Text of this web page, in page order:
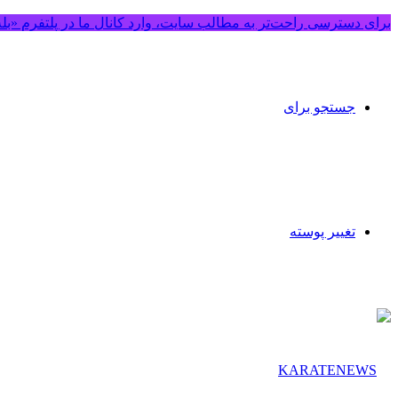
برای دسترسی راحت‌تر به مطالب سایت، وارد کانال ما در پلتفرم
جستجو برای
تغییر پوسته